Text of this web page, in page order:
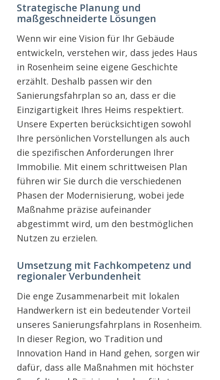
Strategische Planung und
maßgeschneiderte Lösungen
Wenn wir eine Vision für Ihr Gebäude
entwickeln, verstehen wir, dass jedes Haus
in Rosenheim seine eigene Geschichte
erzählt. Deshalb passen wir den
Sanierungsfahrplan so an, dass er die
Einzigartigkeit Ihres Heims respektiert.
Unsere Experten berücksichtigen sowohl
Ihre persönlichen Vorstellungen als auch
die spezifischen Anforderungen Ihrer
Immobilie. Mit einem schrittweisen Plan
führen wir Sie durch die verschiedenen
Phasen der Modernisierung, wobei jede
Maßnahme präzise aufeinander
abgestimmt wird, um den bestmöglichen
Nutzen zu erzielen.
Umsetzung mit Fachkompetenz und
regionaler Verbundenheit
Die enge Zusammenarbeit mit lokalen
Handwerkern ist ein bedeutender Vorteil
unseres Sanierungsfahrplans in Rosenheim.
In dieser Region, wo Tradition und
Innovation Hand in Hand gehen, sorgen wir
dafür, dass alle Maßnahmen mit höchster